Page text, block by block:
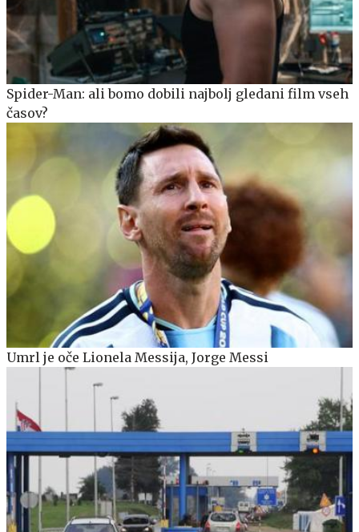
Spider-Man: ali bomo dobili najbolj gledani film vseh
časov?
Umrl je oče Lionela Messija, Jorge Messi